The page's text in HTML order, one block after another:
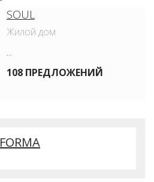
SOUL
Жилой дом
...
108 ПРЕДЛОЖЕНИЙ
FORMA